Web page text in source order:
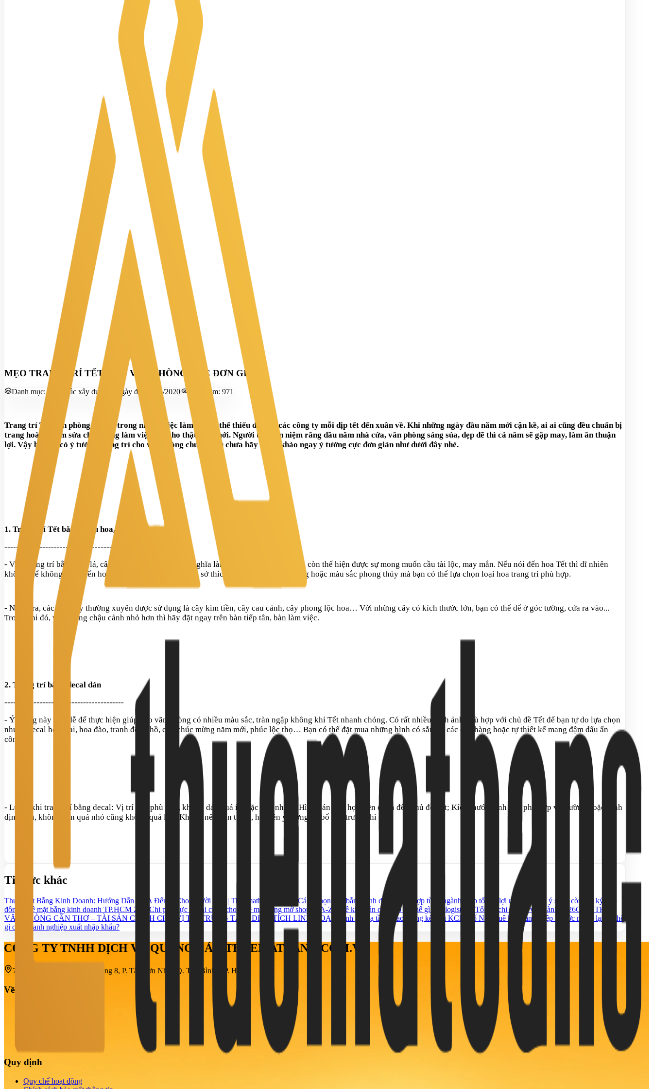
MẸO TRANG TRÍ TẾT CHO VĂN PHÒNG CỰC ĐƠN GIẢN
Danh mục: Kiến trúc xây dựng Ngày đăng: 8/1/2020 Lượt xem: 971
Trang trí Tết văn phòng là một trong những việc làm không thể thiếu đối với các công ty mỗi dịp tết đến xuân về. Khi những ngày đầu năm mới cận kề, ai ai cũng đều chuẩn bị
trang hoàng, sắm sửa cho phòng làm việc sao cho thật tươi mới. Người ta quan niệm rằng đầu năm nhà cửa, văn phòng sáng sủa, đẹp đẽ thì cả năm sẽ gặp may, làm ăn thuận
lợi. Vậy bạn đã có ý tưởng trang trí cho văn phòng chưa? Nếu chưa hãy tham khảo ngay ý tưởng cực đơn giản như dưới đây nhé.
1. Trang trí Tết bằng chậu hoa, cây cảnh
--------------------------------------------
- Việc trang trí bằng hoa lá, cây cỏ này không chỉ có ý nghĩa làm đẹp cho văn phòng mà còn thể hiện được sự mong muốn cầu tài lộc, may mắn. Nếu nói đến hoa Tết thì dĩ nhiên
không thể không nhắc đến hoa mai và hoa đào. Tùy theo sở thích, không gian văn phòng hoặc màu sắc phong thủy mà bạn có thể lựa chọn loại hoa trang trí phù hợp.
- Ngoài ra, các loại cây thường xuyên được sử dụng là cây kim tiền, cây cau cảnh, cây phong lộc hoa… Với những cây có kích thước lớn, bạn có thể để ở góc tường, cửa ra vào...
Trong khi đó, với những chậu cảnh nhỏ hơn thì hãy đặt ngay trên bàn tiếp tân, bàn làm việc.
2. Trang trí bằng decal dán
-----------------------------------------
- Ý tưởng này khá dễ để thực hiện giúp cho văn phòng có nhiều màu sắc, tràn ngập không khí Tết nhanh chóng. Có rất nhiều hình ảnh phù hợp với chủ đề Tết để bạn tự do lựa chọn
như là decal hoa mai, hoa đào, tranh đông hồ, chữ chúc mừng năm mới, phúc lộc thọ… Bạn có thể đặt mua những hình có sẵn tại các cửa hàng hoặc tự thiết kế mang đậm dấu ấn
công ty
- Lưu ý khi trang trí bằng decal: Vị trí dán phù hợp, không dán quá ít hoặc quá nhiều; Hình dán phù hợp liên quan đến chủ đề Tết; Kích thước hình dán phù hợp với tường hoặc kính
định dán, không nên quá nhỏ cũng không quá lớn; Không nên dán tùy ý, hãy lên ý tưởng và bố cục trước khi dán.
Tin tức khác
Thuê Mặt Bằng Kinh Doanh: Hướng Dẫn Từ A Đến Z Cho Người Mới | Thuematbang.com.vn Cách chọn mặt bằng kinh doanh phù hợp từng ngành giúp tối ưu lợi nhuận
5 Lưu ý sống còn khi ký hợp
đồng thuê mặt bằng kinh doanh TP.HCM 2026 Chi phí thực tế khi chọn cho thuê mặt bằng mở shop từ A-Z Thuê kho gần cảng có lợi thế gì cho logistics? Tối ưu chi phí và vận hành 2026CHO THUÊ
VĂN PHÒNG CẦN THƠ – TÀI SẢN CHÍNH CHỦ VỊ TRÍ TRUNG TÂM, DIỆN TÍCH LINH HOẠT
Đánh giá hạ tầng giao thông kết nối KCN Hố Nai
Thuê kho cảng Hiệp Phước mang lại lợi thế
gì cho doanh nghiệp xuất nhập khẩu?
CÔNG TY TNHH DỊCH VỤ QUẢNG CÁO THUEMATBANG.COM.VN
708-710-712 Cách Mạng Tháng 8, P. Tân Sơn Nhất, Q. Tân Bình, TP. HCM
Về chúng tôi
Quy định
Quy chế hoạt động